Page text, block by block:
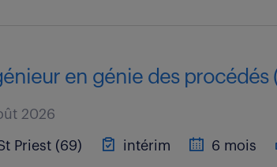
en génie des procédés
2026
Priest (69) intérim 6 mois